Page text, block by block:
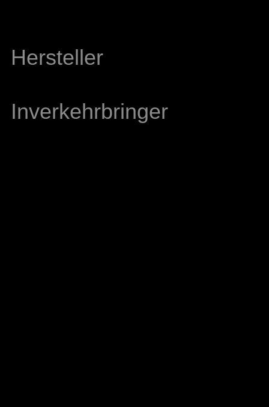
Hersteller
Inverkehrbringer